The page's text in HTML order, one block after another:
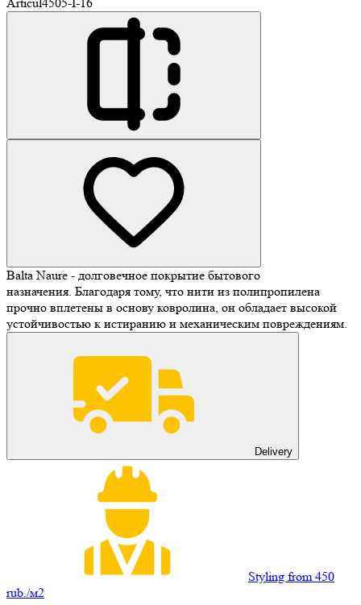
Balta Naure - долговечное покрытие бытового
назначения. Благодаря тому, что нити из полипропилена
прочно вплетены в основу ковролина, он обладает высокой
устойчивостью к истиранию и механическим повреждениям.
Delivery
Styling from 450
rub./м2